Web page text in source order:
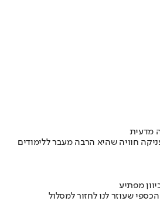
מדעית
חוויה שהיא הרבה מעבר ללימודים
מפתיע
שעוזר לנו לחזור למסלול